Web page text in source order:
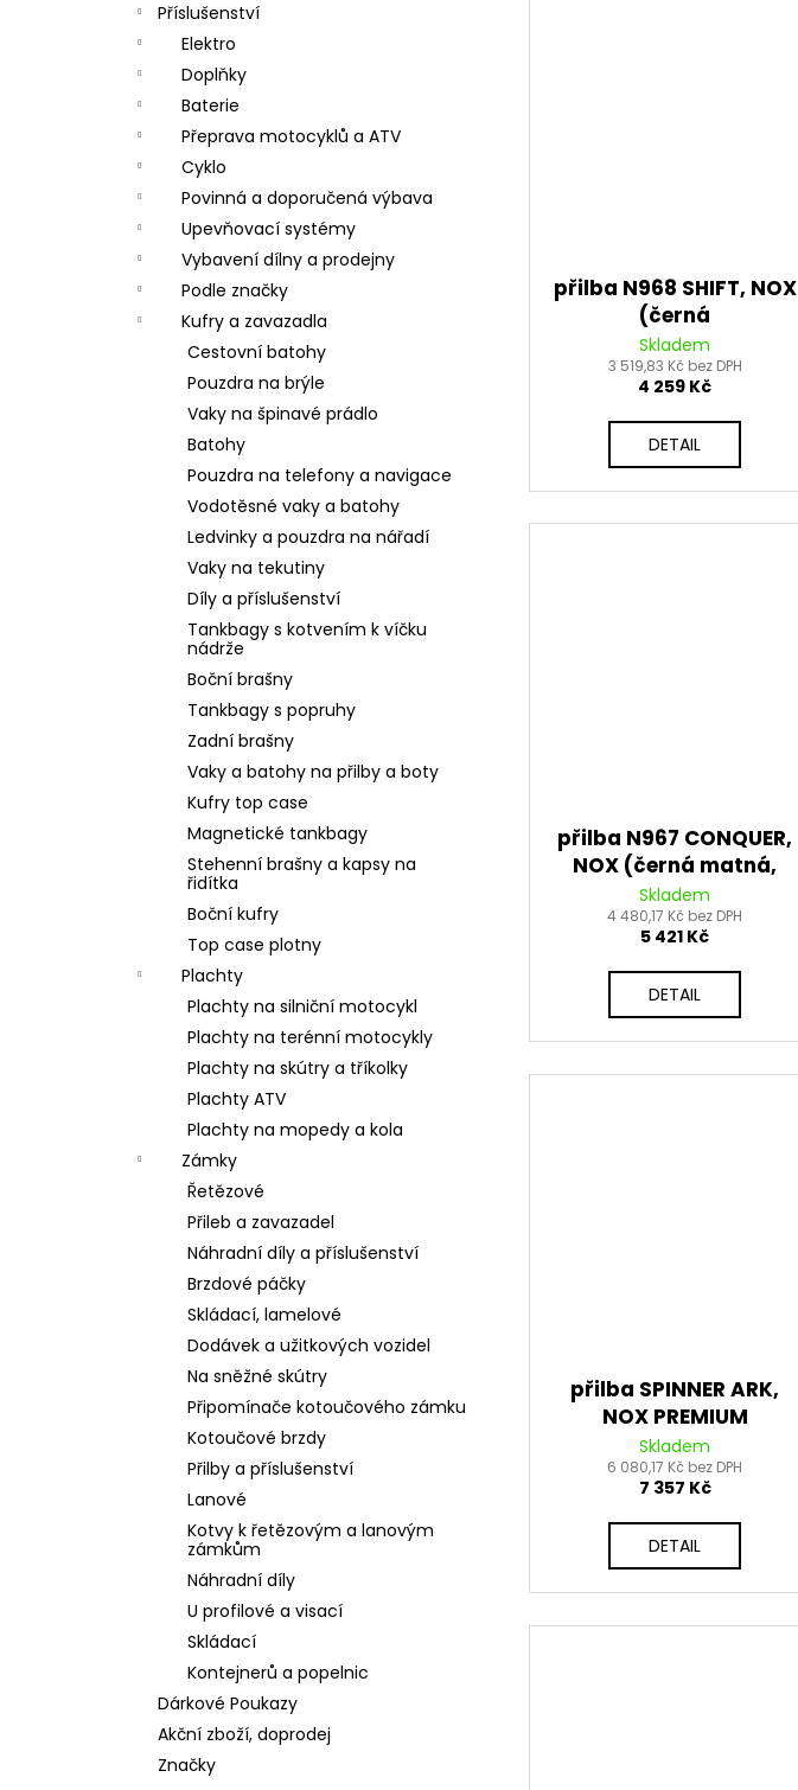
Příslušenství
Elektro
Doplňky
Baterie
Přeprava motocyklů a ATV
Cyklo
Povinná a doporučená výbava
Upevňovací systémy
Vybavení dílny a prodejny
Podle značky
Kufry a zavazadla
Cestovní batohy
Pouzdra na brýle
Vaky na špinavé prádlo
Batohy
Pouzdra na telefony a navigace
Vodotěsné vaky a batohy
Ledvinky a pouzdra na nářadí
Vaky na tekutiny
Díly a příslušenství
Tankbagy s kotvením k víčku
nádrže
Boční brašny
Tankbagy s popruhy
Zadní brašny
Vaky a batohy na přilby a boty
Kufry top case
Magnetické tankbagy
Stehenní brašny a kapsy na
řidítka
Boční kufry
Top case plotny
Plachty
Plachty na silniční motocykl
Plachty na terénní motocykly
Plachty na skútry a tříkolky
Plachty ATV
Plachty na mopedy a kola
Zámky
Řetězové
Přileb a zavazadel
Náhradní díly a příslušenství
Brzdové páčky
Skládací, lamelové
Dodávek a užitkových vozidel
Na sněžné skútry
Připomínače kotoučového zámku
Kotoučové brzdy
Přilby a příslušenství
Lanové
Kotvy k řetězovým a lanovým
zámkům
Náhradní díly
U profilové a visací
Skládací
Kontejnerů a popelnic
Dárkové Poukazy
Akční zboží, doprodej
Značky
přilba N968 SHIFT, NOX
(černá
matná,bílá,růžová)
2026
Skladem
3 519,83 Kč bez DPH
4 259 Kč
DETAIL
přilba N967 CONQUER,
NOX (černá matná,
khaki, oranžová) 2026
Skladem
4 480,17 Kč bez DPH
5 421 Kč
DETAIL
přilba SPINNER ARK,
NOX PREMIUM
(černá,bílá,růžová)
2026
Skladem
6 080,17 Kč bez DPH
7 357 Kč
DETAIL